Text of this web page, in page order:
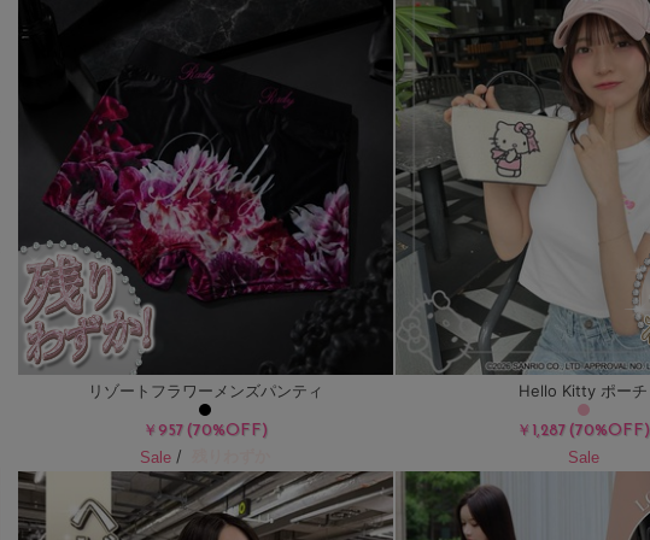
リゾートフラワーメンズパンティ
￥957(70%OFF)
Hello Kitty ポーチ
￥1,287(70%OFF)
Sale / Sale